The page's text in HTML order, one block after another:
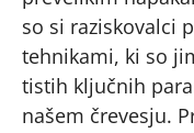
so si raziskovalci
tehnikami, ki so
tistih ključnih
našem črevesju.